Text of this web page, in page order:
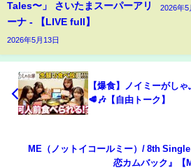
Tales〜」 さいたまスーパーアリ
ーナ - 【LIVE full】
2026年5月13日
2026年5
【爆食】ノイミーがし
🥩🎶【自由トーク】
≠ME（ノットイコールミー）/ 8th
恋カムバック』【